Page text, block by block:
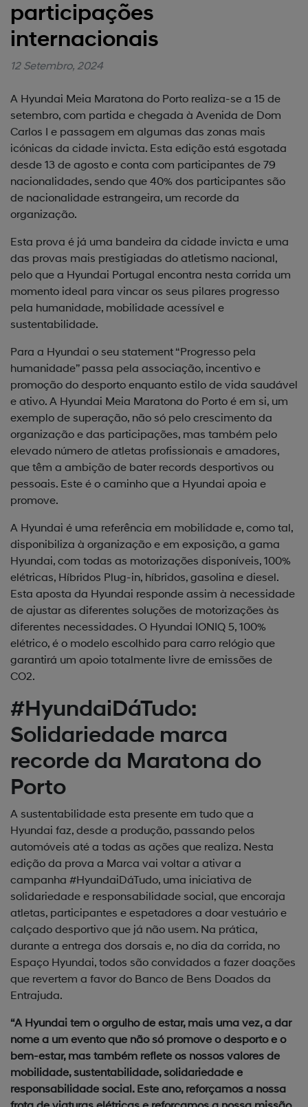
participações
internacionais
12 Setembro, 2024
A Hyundai Meia Maratona do Porto realiza-se a 15 de
setembro, com partida e chegada à Avenida de Dom
Carlos I e passagem em algumas das zonas mais
icónicas da cidade invicta. Esta edição está esgotada
desde 13 de agosto e conta com participantes de 79
nacionalidades, sendo que 40% dos participantes são
de nacionalidade estrangeira, um recorde da
organização.
Esta prova é já uma bandeira da cidade invicta e uma
das provas mais prestigiadas do atletismo nacional,
pelo que a Hyundai Portugal encontra nesta corrida um
momento ideal para vincar os seus pilares progresso
pela humanidade, mobilidade acessível e
sustentabilidade.
Para a Hyundai o seu statement “Progresso pela
humanidade” passa pela associação, incentivo e
promoção do desporto enquanto estilo de vida saudável
e ativo. A Hyundai Meia Maratona do Porto é em si, um
exemplo de superação, não só pelo crescimento da
organização e das participações, mas também pelo
elevado número de atletas profissionais e amadores,
que têm a ambição de bater records desportivos ou
pessoais. Este é o caminho que a Hyundai apoia e
promove.
A Hyundai é uma referência em mobilidade e, como tal,
disponibiliza à organização e em exposição, a gama
Hyundai, com todas as motorizações disponíveis, 100%
elétricas, Híbridos Plug-in, híbridos, gasolina e diesel.
Esta aposta da Hyundai responde assim à necessidade
de ajustar as diferentes soluções de motorizações às
diferentes necessidades. O Hyundai IONIQ 5, 100%
elétrico, é o modelo escolhido para carro relógio que
garantirá um apoio totalmente livre de emissões de
CO2.
#HyundaiDáTudo:
Solidariedade marca
recorde da Maratona do
Porto
A sustentabilidade esta presente em tudo que a
Hyundai faz, desde a produção, passando pelos
automóveis até a todas as ações que realiza. Nesta
edição da prova a Marca vai voltar a ativar a
campanha #HyundaiDáTudo, uma iniciativa de
solidariedade e responsabilidade social, que encoraja
atletas, participantes e espetadores a doar vestuário e
calçado desportivo que já não usem. Na prática,
durante a entrega dos dorsais e, no dia da corrida, no
Espaço Hyundai, todos são convidados a fazer doações
que revertem a favor do Banco de Bens Doados da
Entrajuda.
“A Hyundai tem o orgulho de estar, mais uma vez, a dar
nome a um evento que não só promove o desporto e o
bem-estar, mas também reflete os nossos valores de
mobilidade, sustentabilidade, solidariedade e
responsabilidade social. Este ano, reforçamos a nossa